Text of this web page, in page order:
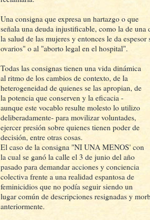
Una consigna que expresa un hartazgo o que
señala una deuda injustificable, como la de
la salud de las mujeres y entonces le da
ovarios" o al "aborto legal en el hospital".
Todas las consignas tienen una vida dinámica
al ritmo de los cambios de contexto, de la
heterogeneidad de quienes se las apropian, de
la potencia que conserven y la eficacia -
aunque este vocablo resulte molesto lo utilizo
deliberadamente- para movilizar voluntades,
ejercer presión sobre quienes tienen poder de
decisión, entre otras cosas.
El caso de la consigna "NI UNA MENOS' con
la cual se ganó la calle el 3 de junio del año
pasado para demandar acciones y conciencia
colectiva frente a una realidad espantosa de
feminicidios que no podía seguir siendo un
lugar común de descripciones resignadas y
anteriormente.